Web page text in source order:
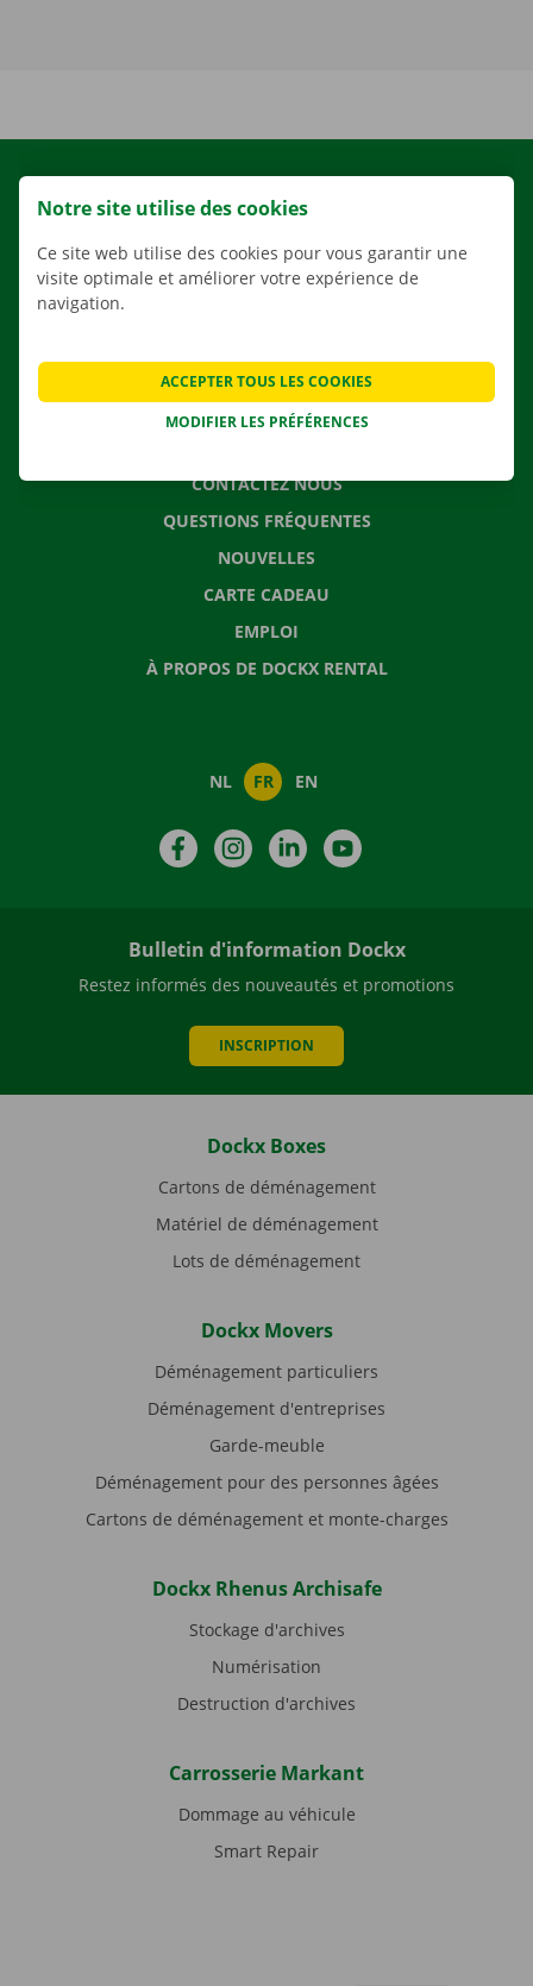
NOS VÉHICULES
NOS SERVICES
SOLUTIONS DE DÉMÉNAGEMENT
CONTACTEZ NOUS
QUESTIONS FRÉQUENTES
NOUVELLES
CARTE CADEAU
EMPLOI
À PROPOS DE DOCKX RENTAL
NL FR EN
FacebookInstagramLinkedIn
Bulletin d'information Dockx
Restez informés des nouveautés et promotions
INSCRIPTION
Dockx Boxes
Cartons de déménagement
Matériel de déménagement
Lots de déménagement
Dockx Movers
Déménagement particuliers
Déménagement d'entreprises
Garde-meuble
Déménagement pour des personnes âgées
Cartons de déménagement et monte-charges
Dockx Rhenus Archisafe
Stockage d'archives
Numérisation
Destruction d'archives
Carrosserie Markant
Dommage au véhicule
Smart Repair
Notre site utilise des cookies
Ce site web utilise des cookies pour vous garantir une
visite optimale et améliorer votre expérience de
navigation.
MODIFIER LES PRÉFÉRENCES
ACCEPTER TOUS LES COOKIES